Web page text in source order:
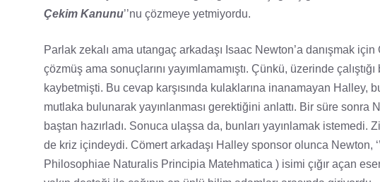
Çekim Kanunu’’nu çözmeye yetmiyordu.
Parlak zekalı ama utangaç arkadaşı Isaac Newton’a danışmak
çözmüş ama sonuçlarını yayımlamamıştı. Çünkü, üzerinde
kaybetmişti. Bu cevap karşısında kulaklarına inanamayan Halley,
mutlaka bulunarak yayınlanması gerektiğini anlattı. Bir süre sonra
baştan hazırladı. Sonuca ulaşsa da, bunları yayınlamak
de kriz içindeydi. Cömert arkadaşı Halley sponsor olunca Newton,
Philosophiae Naturalis Principia Matehmatica ) isimi çığır açan